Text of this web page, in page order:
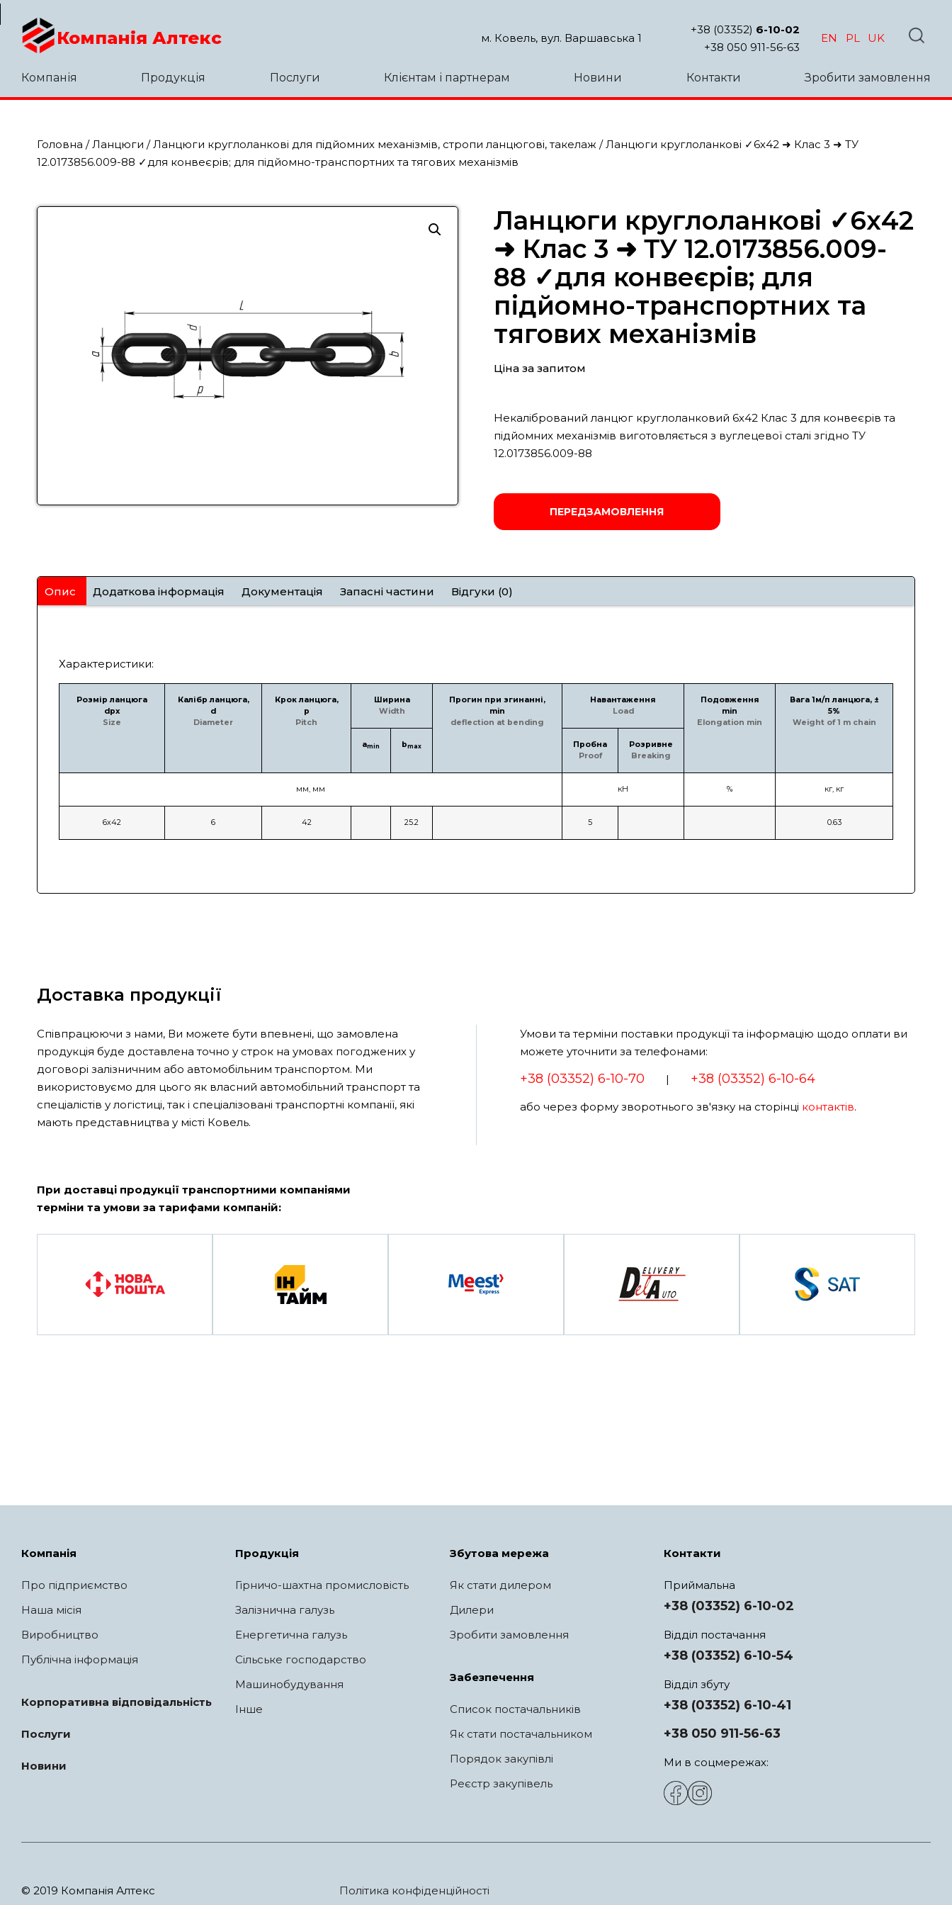
Компанія Алтекс м. Ковель, вул. Варшавська 1
+38 (03352) 6-10-02
+38 050 911-56-63
EN PL UK
Компанія Продукція Послуги Клієнтам і партнерам Новини Контакти Зробити замовлення
Головна /Ланцюги /Ланцюги круглоланкові для підйомних механізмів, стропи ланцюгові, такелаж / Ланцюги круглоланкові ✓6х42 ➜ Клас 3 ➜ ТУ
12.0173856.009-88 ✓для конвеєрів; для підйомно-транспортних та тягових механізмів
Ланцюги круглоланкові ✓6х42
➜ Клас 3 ➜ ТУ 12.0173856.009-
88 ✓для конвеєрів; для
підйомно-транспортних та
тягових механізмів
Ціна за запитом
Некалібрований ланцюг круглоланковий 6х42 Клас 3 для конвеєрів та
підйомних механізмів виготовляється з вуглецевої сталі згідно ТУ
12.0173856.009-88
ПЕРЕДЗАМОВЛЕННЯ
Опис Додаткова інформація Документація Запасні частини Відгуки (0)
Характеристики:
Розмір ланцюга
dpx
Size
Калібр ланцюга,
d
Diameter
Крок ланцюга,
p
Pitch
Ширина
Width
Прогин при згинанні,
min
deflection at bending
Навантаження
Load
Подовження
min
Elongation min
Вага 1м/п ланцюга, ±
5%
Weight of 1 m chain
amin bmax
Пробна
Proof
Розривне
Breaking
мм, мм кН % кг, кг
6х42 6 42 25.2 5 0.63
Доставка продукції
Співпрацюючи з нами, Ви можете бути впевнені, що замовлена
продукція буде доставлена точно у строк на умовах погоджених у
договорі залізничним або автомобільним транспортом. Ми
використовуємо для цього як власний автомобільний транспорт та
спеціалістів у логістиці, так і спеціалізовані транспортні компанії, які
мають представництва у місті Ковель.
Умови та терміни поставки продукції та інформацію щодо оплати ви
можете уточнити за телефонами:
+38 (03352) 6-10-70 | +38 (03352) 6-10-64
або через форму зворотнього зв'язку на сторінці контактів.
При доставці продукції транспортними компаніями
терміни та умови за тарифами компаній:
Компанія
Про підприємство
Наша місія
Виробництво
Публічна інформація
Корпоративна відповідальність
Послуги
Новини
Продукція
Гірничо-шахтна промисловість
Залізнична галузь
Енергетична галузь
Сільське господарство
Машинобудування
Інше
Збутова мережа
Як стати дилером
Дилери
Зробити замовлення
Забезпечення
Список постачальників
Як стати постачальником
Порядок закупівлі
Реєстр закупівель
Контакти
Приймальна
+38 (03352) 6-10-02
Відділ постачання
+38 (03352) 6-10-54
Відділ збуту
+38 (03352) 6-10-41
+38 050 911-56-63
Ми в соцмережах:
© 2019 Компанія Алтекс Політика конфіденційності